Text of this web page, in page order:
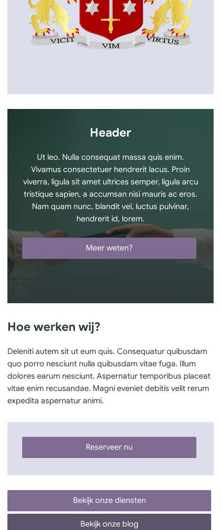
Header
Ut leo. Nulla consequat massa quis enim.
Vivamus consectetuer hendrerit lacus. Proin
viverra, ligula sit amet ultrices semper, ligula arcu
tristique sapien, a accumsan nisi mauris ac eros.
Nam quam nunc, blandit vel, luctus pulvinar,
hendrerit id, lorem.
Meer weten?
Hoe werken wij?
Deleniti autem sit ut eum quis. Consequatur quibusdam
quo porro nesciunt nulla quibusdam vitae fuga. Illum
dolores earum nesciunt. Aspernatur temporibus placeat
vitae enim recusandae. Magni eveniet debitis velit rerum
expedita aspernatur animi.
Reserveer nu
Bekijk onze diensten
Bekijk onze blog